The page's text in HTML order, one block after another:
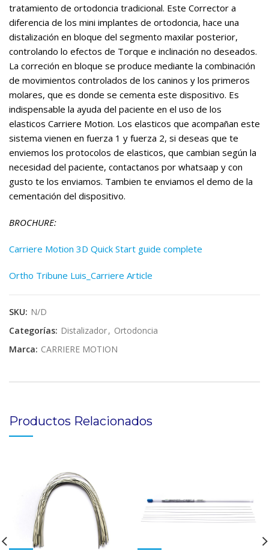
tratamiento de ortodoncia tradicional. Este Corrector a
diferencia de los mini implantes de ortodoncia, hace una
distalización en bloque del segmento maxilar posterior,
controlando lo efectos de Torque e inclinación no deseados.
La correción en bloque se produce mediante la combinación
de movimientos controlados de los caninos y los primeros
molares, que es donde se cementa este dispositivo. Es
indispensable la ayuda del paciente en el uso de los
elasticos Carriere Motion. Los elasticos que acompañan este
sistema vienen en fuerza 1 y fuerza 2, si deseas que te
enviemos los protocolos de elasticos, que cambian según la
necesidad del paciente, contactanos por whatsaap y con
gusto te los enviamos. Tambien te enviamos el demo de la
cementación del dispositivo.
BROCHURE:
Carriere Motion 3D Quick Start guide complete
Ortho Tribune Luis_Carriere Article
SKU: N/D
Categorías: Distalizador, Ortodoncia
Marca: CARRIERE MOTION
Productos Relacionados